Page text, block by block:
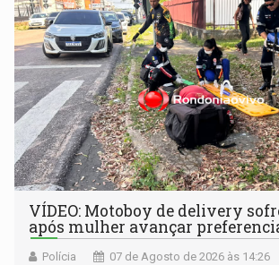
VÍDEO: Motoboy de delivery
após mulher avançar
Polícia 07 de Agosto de 2026 às 14:26